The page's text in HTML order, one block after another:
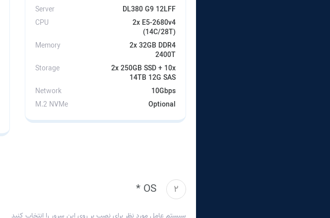
Server
DL380 G9 12LFF
CPU
2x E5-2680v4
(14C/28T)
Memory
2x 32GB DDR4
2400T
Storage
2x 250GB SSD + 10x
14TB 12G SAS
Network
10Gbps
M.2 NVMe
Optional
2
OS *
سیستم عامل مورد نظر برای نصب بر روی این سرور را انتخاب کنید